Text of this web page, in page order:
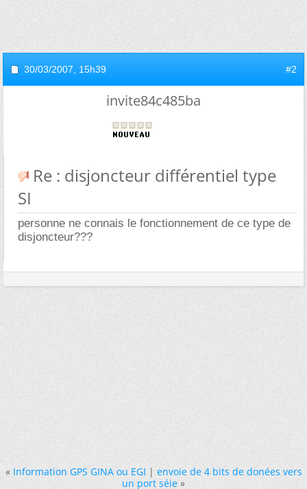
30/03/2007, 15h39 #2
invite84c485ba
Re : disjoncteur différentiel type
SI
personne ne connais le fonctionnement de ce type de
disjoncteur???
« Information GPS GINA ou EGI|envoie de 4 bits de donées vers
un port séie »